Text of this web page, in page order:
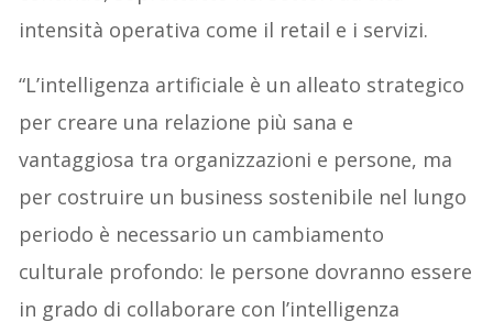
intensità operativa come il retail e i servizi.
“L’intelligenza artificiale è un alleato strategico
per creare una relazione più sana e
vantaggiosa tra organizzazioni e persone, ma
per costruire un business sostenibile nel lungo
periodo è necessario un cambiamento
culturale profondo: le persone dovranno essere
in grado di collaborare con l’intelligenza